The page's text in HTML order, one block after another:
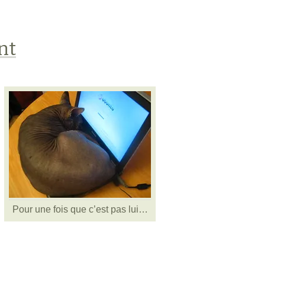
Pour une fois que c’est pas lui…